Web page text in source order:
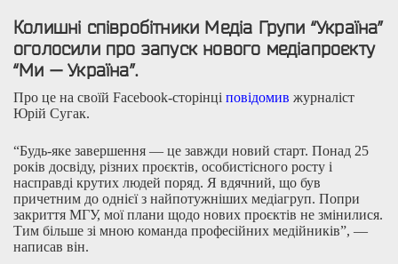
Колишні співробітники Медіа Групи “Україна”
оголосили про запуск нового медіапроєкту
“Ми — Україна”.
Про це на своїй Facebook-сторінці повідомив журналіст
Юрій Сугак.
“Будь-яке завершення — це завжди новий старт. Понад 25
років досвіду, різних проєктів, особистісного росту і
насправді крутих людей поряд. Я вдячний, що був
причетним до однієї з найпотужніших медіагруп. Попри
закриття МГУ, мої плани щодо нових проєктів не змінилися.
Тим більше зі мною команда професійних медійників”, —
написав він.